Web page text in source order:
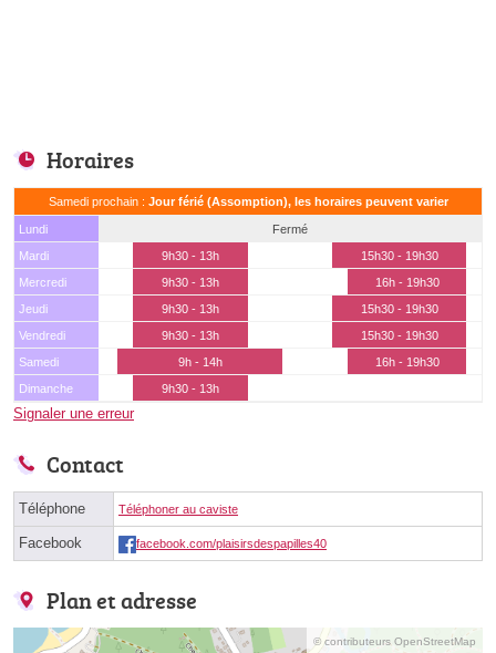
Horaires
Samedi prochain : Jour férié (Assomption), les horaires peuvent varier
Lundi
Fermé
Mardi
9h30 - 13h
15h30 - 19h30
Mercredi
9h30 - 13h
16h - 19h30
Jeudi
9h30 - 13h
15h30 - 19h30
Vendredi
9h30 - 13h
15h30 - 19h30
Samedi
9h - 14h
16h - 19h30
Dimanche
9h30 - 13h
Signaler une erreur
Contact
Téléphone Téléphoner au caviste
Facebook facebook.com/plaisirsdespapilles40
Plan et adresse
© contributeurs OpenStreetMap